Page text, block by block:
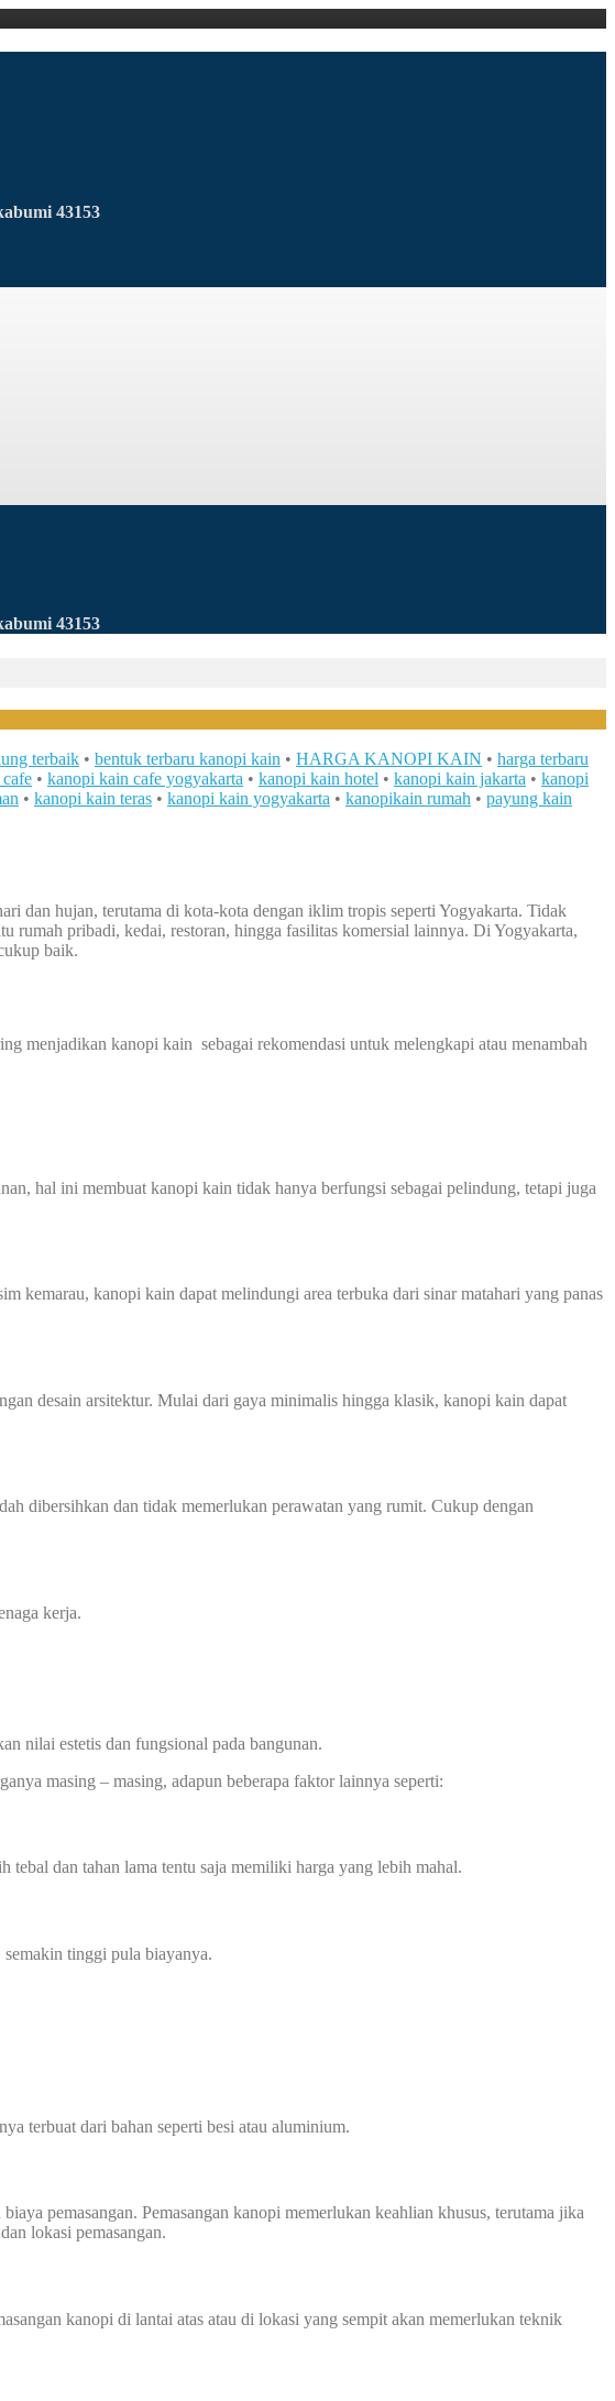
43153
43153
terbaik • bentuk terbaru kanopi kain • HARGA KANOPI KAIN • harga terbaru
• kanopi kain cafe yogyakarta • kanopi kain hotel • kanopi kain jakarta • kanopi
• kanopi kain teras • kanopi kain yogyakarta • kanopikain rumah • payung kain
dan hujan, terutama di kota-kota dengan iklim tropis seperti Yogyakarta. Tidak
rumah pribadi, kedai, restoran, hingga fasilitas komersial lainnya. Di Yogyakarta,
baik.
menjadikan kanopi kain sebagai rekomendasi untuk melengkapi atau menambah
hal ini membuat kanopi kain tidak hanya berfungsi sebagai pelindung, tetapi juga
kemarau, kanopi kain dapat melindungi area terbuka dari sinar matahari yang panas
desain arsitektur. Mulai dari gaya minimalis hingga klasik, kanopi kain dapat
dibersihkan dan tidak memerlukan perawatan yang rumit. Cukup dengan
kerja.
nilai estetis dan fungsional pada bangunan.
masing – masing, adapun beberapa faktor lainnya seperti:
dan tahan lama tentu saja memiliki harga yang lebih mahal.
tinggi pula biayanya.
terbuat dari bahan seperti besi atau aluminium.
pemasangan. Pemasangan kanopi memerlukan keahlian khusus, terutama jika
lokasi pemasangan.
kanopi di lantai atas atau di lokasi yang sempit akan memerlukan teknik